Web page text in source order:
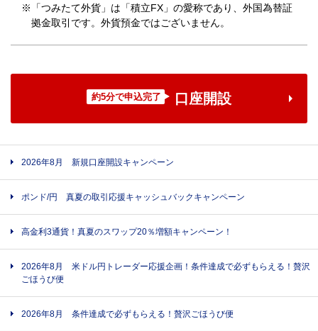
※「つみたて外貨」は「積立FX」の愛称であり、外国為替証
拠金取引です。外貨預金ではございません。
約5分で申込完了 口座開設
2026年8月 新規口座開設キャンペーン
ポンド/円 真夏の取引応援キャッシュバックキャンペーン
高金利3通貨！真夏のスワップ20％増額キャンペーン！
2026年8月 米ドル円トレーダー応援企画！条件達成で必ずもらえる！贅沢
ごほうび便
2026年8月 条件達成で必ずもらえる！贅沢ごほうび便